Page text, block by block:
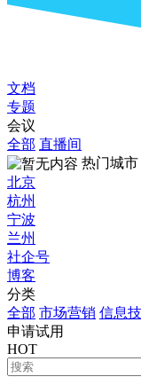
文档
专题
会议
全部 直播间
热门城市
北京
杭州
宁波
兰州
社企号
博客
分类
全部 市场营销 信息
申请试用
HOT